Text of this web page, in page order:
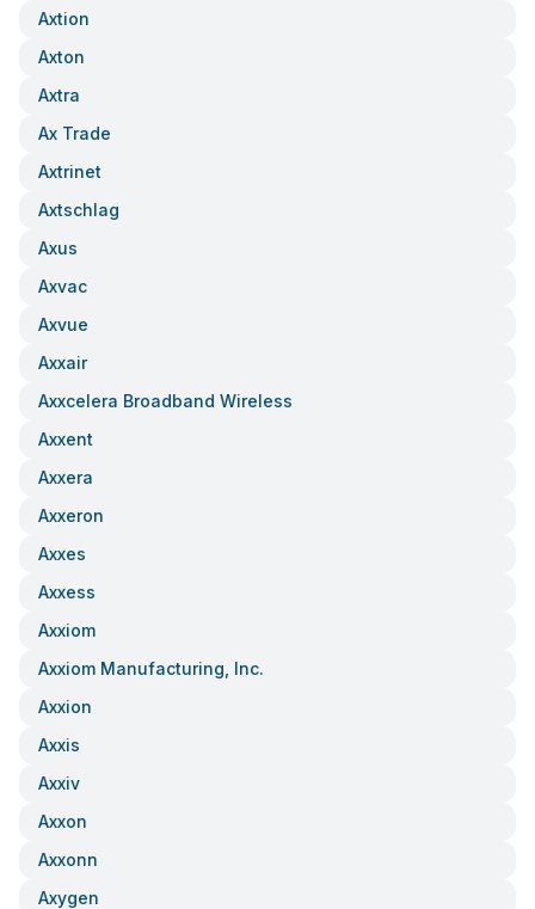
Axtion
Axton
Axtra
Ax Trade
Axtrinet
Axtschlag
Axus
Axvac
Axvue
Axxair
Axxcelera Broadband Wireless
Axxent
Axxera
Axxeron
Axxes
Axxess
Axxiom
Axxiom Manufacturing, Inc.
Axxion
Axxis
Axxiv
Axxon
Axxonn
Axygen